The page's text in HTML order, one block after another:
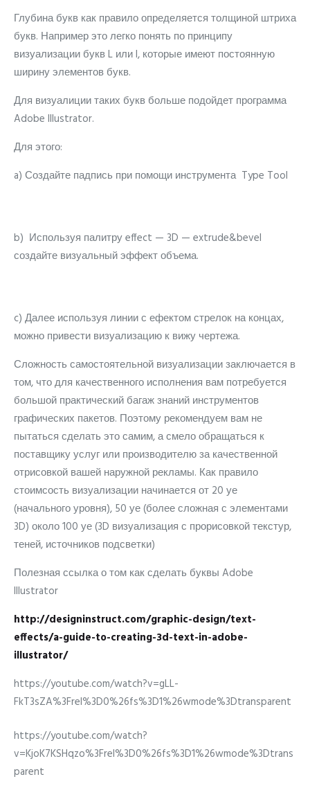
Глубина букв как правило определяется толщиной штриха
букв. Например это легко понять по принципу
визуализации букв L или I, которые имеют постоянную
ширину элементов букв.
Для визуалиции таких букв больше подойдет программа
Adobe Illustrator.
Для этого:
a) Создайте падпись при помощи инструмента Type Tool
b) Используя палитру effect — 3D — extrude&bevel
создайте визуальный эффект объема.
c) Далее используя линии с ефектом стрелок на концах,
можно привести визуализацию к вижу чертежа.
Сложность самостоятельной визуализации заключается в
том, что для качественного исполнения вам потребуется
большой практический багаж знаний инструментов
графических пакетов. Поэтому рекомендуем вам не
пытаться сделать это самим, а смело обращаться к
поставщику услуг или производителю за качественной
отрисовкой вашей наружной рекламы. Как правило
стоимсость визуализации начинается от 20 уе
(начального уровня), 50 уе (более сложная с элементами
3D) около 100 уе (3D визуализация с прорисовкой текстур,
теней, источников подсветки)
Полезная ссылка о том как сделать буквы Adobe
Illustrator
http://designinstruct.com/graphic-design/text-
effects/a-guide-to-creating-3d-text-in-adobe-
illustrator/
https://youtube.com/watch?v=gLL-
FkT3sZA%3Frel%3D0%26fs%3D1%26wmode%3Dtransparent
https://youtube.com/watch?
v=KjoK7KSHqzo%3Frel%3D0%26fs%3D1%26wmode%3Dtrans
parent